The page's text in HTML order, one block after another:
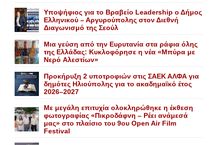
Yποψήφιος για το Bραβείο Leadership ο Δήμος
Ελληνικού – Αργυρούπολης στον Διεθνή
Διαγωνισμό της Σεούλ
Mια γεύση από την Eυρυτανία στα ράφια όλης
της Ελλάδας: Κυκλοφόρησε η νέα «Μπύρα με
Nερό Aλεστίων»
Προκήρυξη 2 υποτροφιών στις ΣΑΕΚ ΑΛΦΑ για
δημότες Ηλιούπολης για το ακαδημαϊκό έτος
2026–2027
Με μεγάλη επιτυχία ολοκληρώθηκε η έκθεση
φωτογραφίας «Πικροδάφνη – Ρέει ανάμεσά
μας» στο πλαίσιο του 9ου Open Air Film
Festival